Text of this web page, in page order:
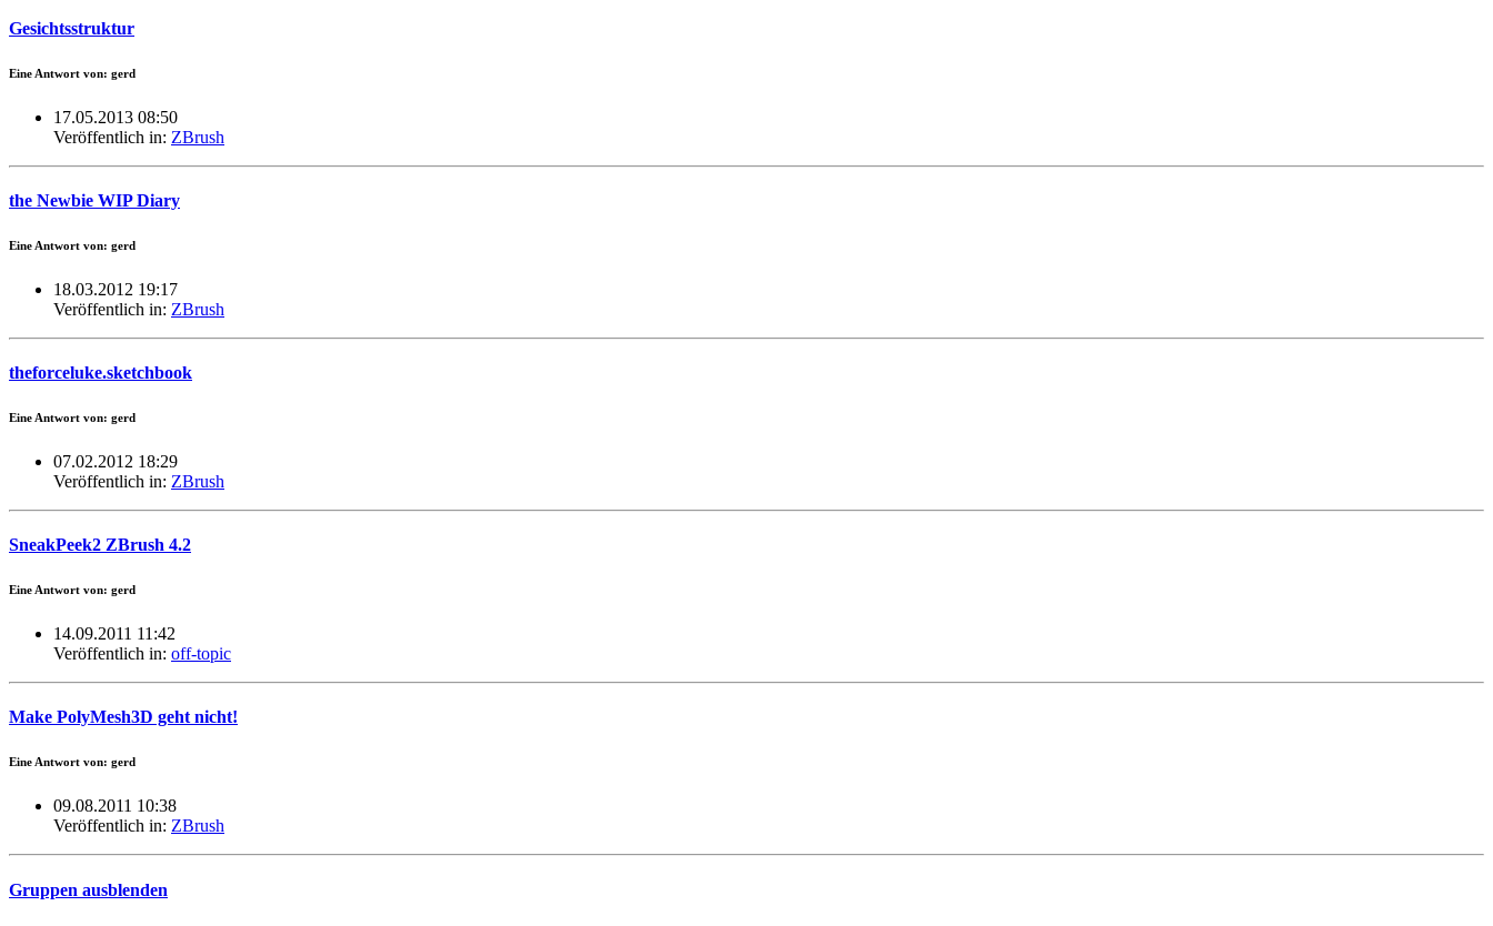
Gesichtsstruktur
Eine Antwort von: gerd
17.05.2013 08:50
Veröffentlich in: ZBrush
the Newbie WIP Diary
Eine Antwort von: gerd
18.03.2012 19:17
Veröffentlich in: ZBrush
theforceluke.sketchbook
Eine Antwort von: gerd
07.02.2012 18:29
Veröffentlich in: ZBrush
SneakPeek2 ZBrush 4.2
Eine Antwort von: gerd
14.09.2011 11:42
Veröffentlich in: off-topic
Make PolyMesh3D geht nicht!
Eine Antwort von: gerd
09.08.2011 10:38
Veröffentlich in: ZBrush
Gruppen ausblenden